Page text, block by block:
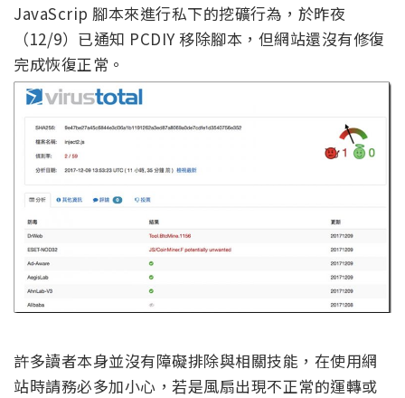
JavaScrip 腳本來進行私下的挖礦行為，於昨夜
（12/9）已通知 PCDIY 移除腳本，但網站還沒有修復
完成恢復正常。
許多讀者本身並沒有障礙排除與相關技能，在使用網
站時請務必多加小心，若是風扇出現不正常的運轉或